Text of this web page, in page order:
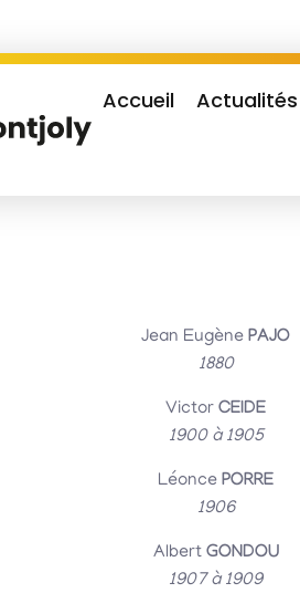
Accueil Actualités
Jean EugènePAJO
1880
VictorCEIDE
1900 à 1905
LéoncePORRE
1906
Albert GONDOU
1907 à 1909